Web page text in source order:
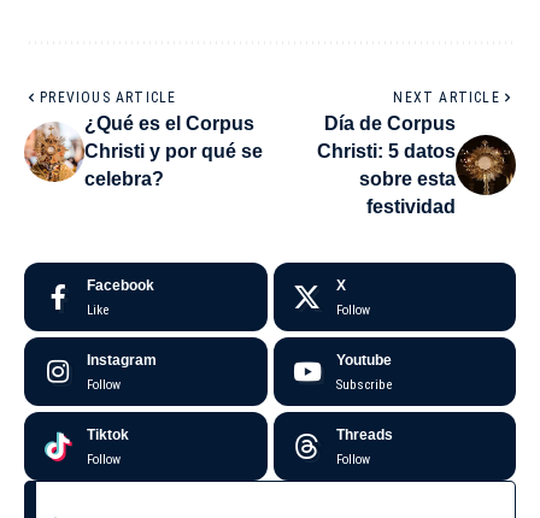
PREVIOUS ARTICLE
¿Qué es el Corpus
Christi y por qué se
celebra?
NEXT ARTICLE
Día de Corpus
Christi: 5 datos
sobre esta
festividad
Facebook
Like
X
Follow
Instagram
Follow
Youtube
Subscribe
Tiktok
Follow
Threads
Follow